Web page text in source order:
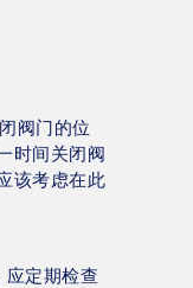
阀门的位
时间关闭阀
该考虑在此
应定期检查